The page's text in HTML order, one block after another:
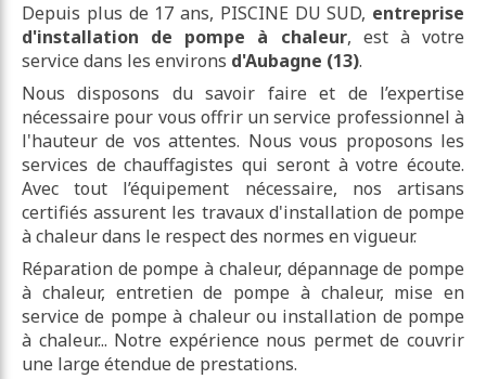
Depuis plus de 17 ans, PISCINE DU SUD, entreprise
d'installation de pompe à chaleur, est à votre
service dans les environs d'Aubagne (13).
Nous disposons du savoir faire et de l’expertise
nécessaire pour vous offrir un service professionnel à
l'hauteur de vos attentes. Nous vous proposons les
services de chauffagistes qui seront à votre écoute.
Avec tout l’équipement nécessaire, nos artisans
certifiés assurent les travaux d'installation de pompe
à chaleur dans le respect des normes en vigueur.
Réparation de pompe à chaleur, dépannage de pompe
à chaleur, entretien de pompe à chaleur, mise en
service de pompe à chaleur ou installation de pompe
à chaleur... Notre expérience nous permet de couvrir
une large étendue de prestations.